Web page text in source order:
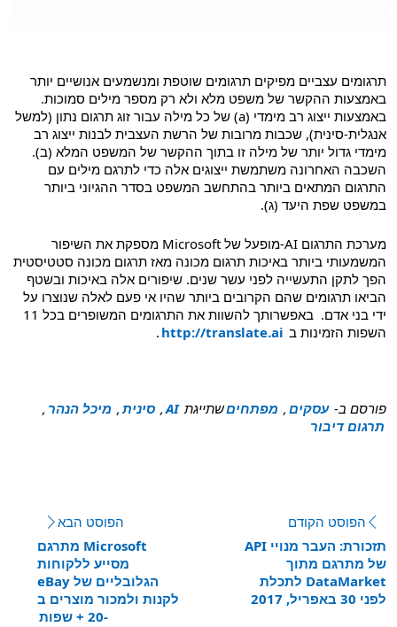
תרגומים עצביים מפיקים תרגומים שוטפת ומנשמעים אנושיים יותר
באמצעות ההקשר של משפט מלא ולא רק מספר מילים סמוכות.
באמצעות ייצוג רב מימדי (a) של כל מילה עבור זוג תרגום נתון (למשל
אנגלית-סינית), שכבות מרובות של הרשת העצבית לבנות ייצוג רב
מימדי גדול יותר של מילה זו בתוך ההקשר של המשפט המלא (ב).
השכבה האחרונה משתמשת ייצוגים אלה כדי לתרגם מילים עם
התרגום המתאים ביותר בהתחשב המשפט בסדר ההגיוני ביותר
במשפט שפת היעד (ג).
מערכת התרגום AI-מופעל של Microsoft מספקת את השיפור
המשמעותי ביותר באיכות תרגום מכונה מאז תרגום מכונה סטטיסטית
הפך לתקן התעשייה לפני עשר שנים. שיפורים אלה באיכות ובשטף
הביאו תרגומים שהם הקרובים ביותר שהיו אי פעם לאלה שנוצרו על
ידי בני אדם. באפשרותך להשוות את התרגומים המשופרים בכל 11
השפות הזמינות ב http://translate.ai
.
פורסם ב- עסקים, מפתחיםשתייגת AI
, סינית, מיכל הנהר ,
תרגום דיבור
הפוסט הקודם
תזכורת: העבר מנויי API
של מתרגם מתוך
DataMarket לתכלת
לפני 30 באפריל, 2017
הפוסט הבא:
Microsoft מתרגם
מסייע ללקוחות
הגלובליים של eBay
לקנות ולמכור מוצרים ב
-20 + שפות